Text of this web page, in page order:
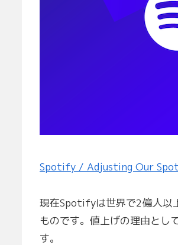
Spotify / Adjusting Our
現在Spotifyは世界で2億人以
ものです。値上げの理由とし
す。